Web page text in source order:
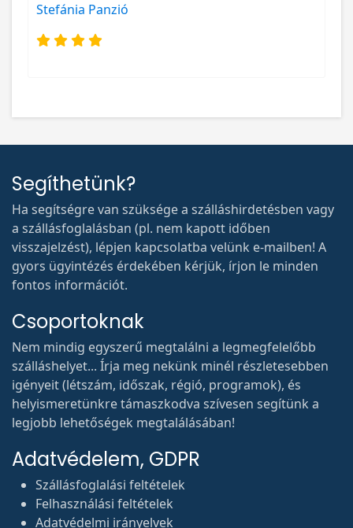
Stefánia Panzió
Segíthetünk?
Ha segítségre van szüksége a szálláshirdetésben vagy
a szállásfoglalásban (pl. nem kapott időben
visszajelzést), lépjen kapcsolatba velünk e-mailben! A
gyors ügyintézés érdekében kérjük, írjon le minden
fontos információt.
Csoportoknak
Nem mindig egyszerű megtalálni a legmegfelelőbb
szálláshelyet... Írja meg nekünk minél részletesebben
igényeit (létszám, időszak, régió, programok), és
helyismeretünkre támaszkodva szívesen segítünk a
legjobb lehetőségek megtalálásában!
Adatvédelem, GDPR
Szállásfoglalási feltételek
Felhasználási feltételek
Adatvédelmi irányelvek